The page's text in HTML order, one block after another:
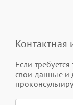
Если требуется
свои данные и